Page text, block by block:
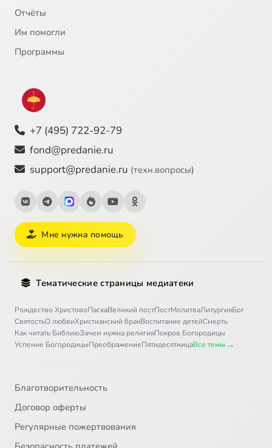
Отчёты
Им помогли
Программы
+7 (495) 722-92-79
fond@predanie.ru
support@predanie.ru (техн.вопросы)
Мне нужна помощь
Тематические страницы медиатеки
Рождество ХристовоПасхаВеликий постПостМолитваЛитургияБог
СвятостьО любвиХристианский бракВоспитание детейСмерть
Как читать БиблиюЗачем нужна религияПокров Богородицы
Успение БогородицыПреображениеПятидесятницаВсе темы →
Благотворительность
Договор оферты
Регулярные пожертвования